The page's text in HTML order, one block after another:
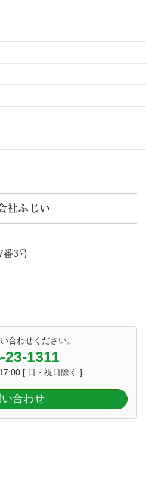
社ふじい
番3号
合わせください。
23-1311
[ 日・祝日除く ]
合わせ